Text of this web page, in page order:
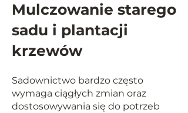
Mulczowanie starego
sadu i plantacji
krzewów
Sadownictwo bardzo często
wymaga ciągłych zmian oraz
dostosowywania się do potrzeb